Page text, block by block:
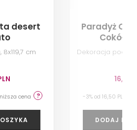
desert
8x119,7 cm
cena
Paradyż
Cokół
Dekoracja
16,00
-3% od 16,50 PLN
DODAJ DO